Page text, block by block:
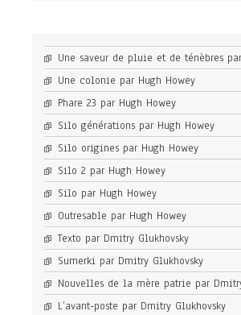
Une saveur de pluie et de ténèbres
Une colonie par Hugh Howey
Phare 23 par Hugh Howey
Silo générations par Hugh Howey
Silo origines par Hugh Howey
Silo 2 par Hugh Howey
Silo par Hugh Howey
Outresable par Hugh Howey
Texto par Dmitry Glukhovsky
Sumerki par Dmitry Glukhovsky
Nouvelles de la mère patrie par
L’avant-poste par Dmitry Glukhovsky